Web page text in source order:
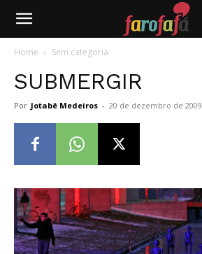
Farofafá
Home Sem categoria
SUBMERGIR
Por Jotabê Medeiros - 20 de dezembro de 2009